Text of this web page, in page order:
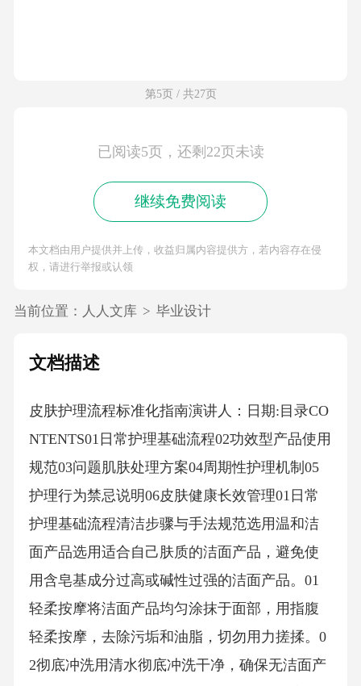
第5页 / 共27页
已阅读5页，还剩22页未读
继续免费阅读
本文档由用户提供并上传，收益归属内容提供方，若内容存在侵
权，请进行举报或认领
当前位置： 人人文库 > 毕业设计
文档描述
皮肤护理流程标准化指南演讲人：日期:目录CO
NTENTS01日常护理基础流程02功效型产品使用
规范03问题肌肤处理方案04周期性护理机制05
护理行为禁忌说明06皮肤健康长效管理01日常
护理基础流程清洁步骤与手法规范选用温和洁
面产品选用适合自己肤质的洁面产品，避免使
用含皂基成分过高或碱性过强的洁面产品。01
轻柔按摩将洁面产品均匀涂抹于面部，用指腹
轻柔按摩，去除污垢和油脂，切勿用力搓揉。0
2彻底冲洗用清水彻底冲洗干净，确保无洁面产